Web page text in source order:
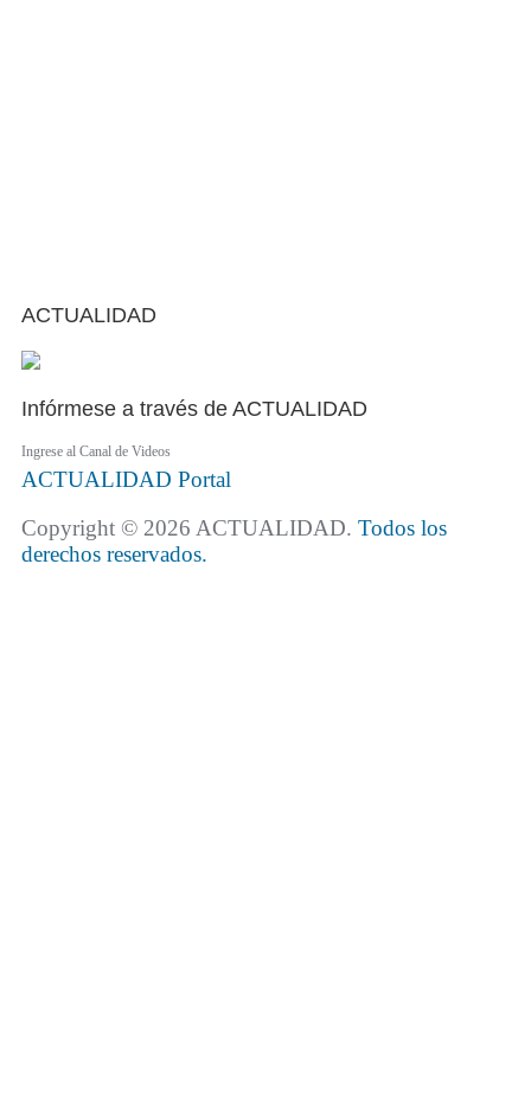
ACTUALIDAD
Infórmese a través de ACTUALIDAD
Ingrese al Canal de Videos
ACTUALIDAD Portal
Copyright © 2026 ACTUALIDAD. Todos los
derechos reservados.